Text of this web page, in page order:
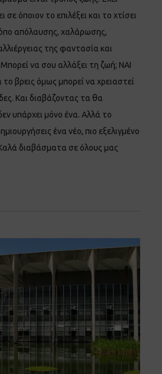
όποιον το επιλέξει και το χτίσει
απόλαυσης, χαλάρωσης,
της φαντασία και
να σου αλλάξει τη ζωή; ΝΑΙ
το βρεις όμως μπορεί να χρειαστεί
Και διαβάζοντας τα θα
υπάρχει μόνο ένα. Αλλά το
ένα νέο, πιο εξελιγμένο
διαβάσματα σε όλους μας